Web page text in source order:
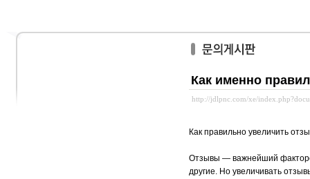
Как именно
http://jdlpnc.com/xe/
Как правильно увеличить
Отзывы — важнейший
другие. Но увеличивать